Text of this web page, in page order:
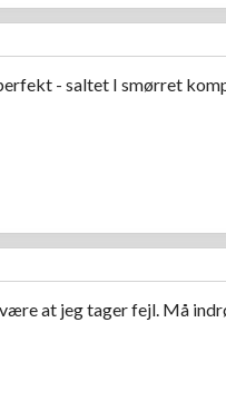
- saltet I smørret
at jeg tager fejl. Må